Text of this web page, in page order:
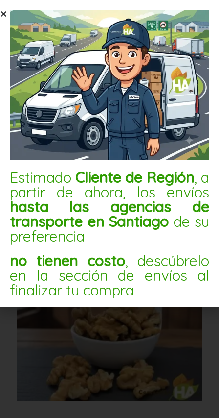
NUEZ MARIPOSA BLANCA 10KG
$104.000
AÑADIR AL CARRITO
Nuez
cuarto
blanca
1kg
cantidad
Estimado Cliente de Región, a
partir de ahora, los envíos
hasta las agencias de
transporte en Santiago de su
preferencia
no tienen costo, descúbrelo
en la sección de envíos al
finalizar tu compra